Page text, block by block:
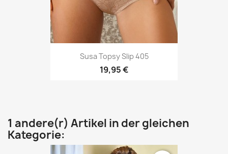
Susa Topsy Slip 405
19,95 €
1 andere(r) Artikel in der gleichen
Kategorie: